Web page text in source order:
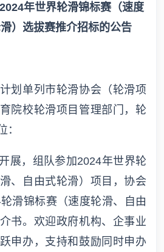
年世界轮滑锦标赛（速度
）选拔赛推介招标的公告
划单列市轮滑协会（轮滑项
院校轮滑项目管理部门，轮
：
展，组队参加2024年世界轮
、自由式轮滑）项目，协会
滑锦标赛（速度轮滑、自由
书。欢迎政府机构、企事业
申办，支持和鼓励同时申办